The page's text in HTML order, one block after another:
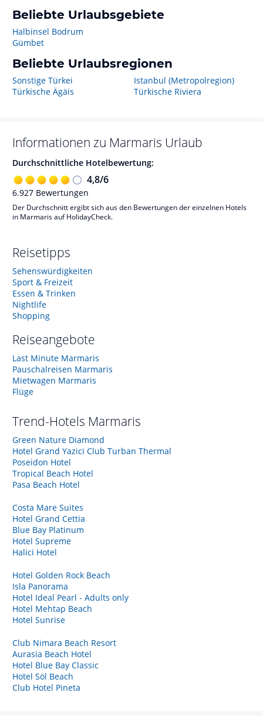
Beliebte Urlaubsgebiete
Halbinsel Bodrum
Gümbet
Beliebte Urlaubsregionen
Sonstige Türkei
Türkische Ägäis
Istanbul (Metropolregion)
Türkische Riviera
Informationen zu Marmaris Urlaub
Durchschnittliche Hotelbewertung:
4,8/6
6.927 Bewertungen
Der Durchschnitt ergibt sich aus den Bewertungen der einzelnen Hotels
in Marmaris auf HolidayCheck.
Reisetipps
Sehenswürdigkeiten
Sport & Freizeit
Essen & Trinken
Nightlife
Shopping
Reiseangebote
Last Minute Marmaris
Pauschalreisen Marmaris
Mietwagen Marmaris
Flüge
Trend-Hotels Marmaris
Green Nature Diamond
Hotel Grand Yazici Club Turban Thermal
Poseidon Hotel
Tropical Beach Hotel
Pasa Beach Hotel
Costa Mare Suites
Hotel Grand Cettia
Blue Bay Platinum
Hotel Supreme
Halici Hotel
Hotel Golden Rock Beach
Isla Panorama
Hotel Ideal Pearl - Adults only
Hotel Mehtap Beach
Hotel Sunrise
Club Nimara Beach Resort
Aurasia Beach Hotel
Hotel Blue Bay Classic
Hotel Söl Beach
Club Hotel Pineta